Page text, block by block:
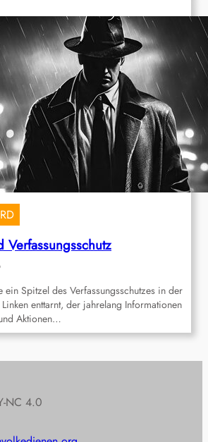
Verfassungsschutz
ein Spitzel des Verfassungsschutzes in der
enttarnt, der jahrelang Informationen
Aktionen…
NC 4.0